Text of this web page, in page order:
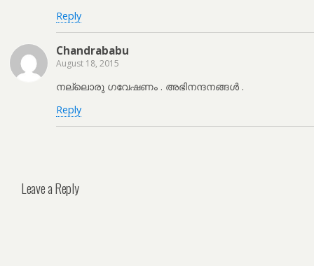
Reply
Chandrababu
August 18, 2015
നല്ലൊരു ഗവേഷണം . അഭിനന്ദനങ്ങൾ .
Reply
Leave a Reply